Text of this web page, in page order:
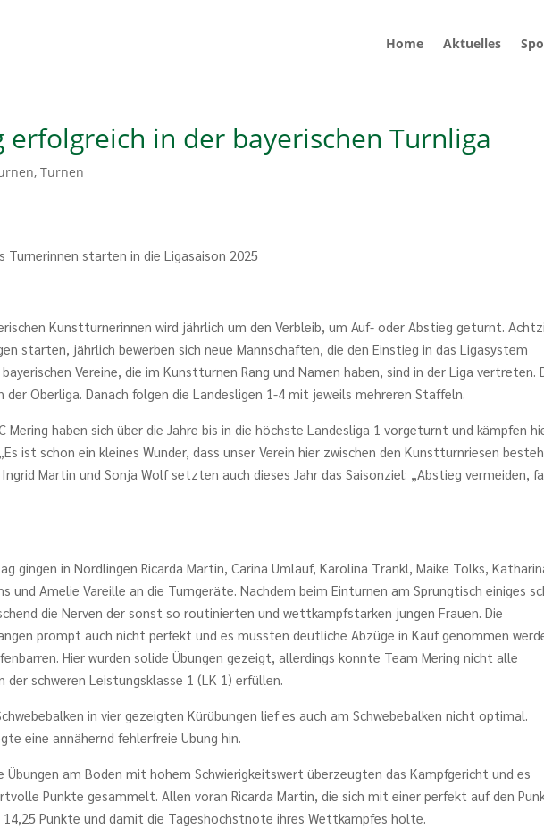
Home Aktuelles
erfolgreich in der bayerischen Turnliga
,Turnen
Turnerinnen starten in die Ligasaison 2025
Kunstturnerinnen wird jährlich um den Verbleib, um Auf- oder Abstieg geturnt.
starten, jährlich bewerben sich neue Mannschaften, die den Einstieg in das Ligasystem
Vereine, die im Kunstturnen Rang und Namen haben, sind in der Liga vertreten.
Oberliga. Danach folgen die Landesligen 1-4 mit jeweils mehreren Staffeln.
Mering haben sich über die Jahre bis in die höchste Landesliga 1 vorgeturnt und kämpfen
ist schon ein kleines Wunder, dass unser Verein hier zwischen den Kunstturnriesen
Ingrid Martin und Sonja Wolf setzten auch dieses Jahr das Saisonziel: „Abstieg vermeiden,
gingen in Nördlingen Ricarda Martin, Carina Umlauf, Karolina Tränkl, Maike Tolks,
und Amelie Vareille an die Turngeräte. Nachdem beim Einturnen am Sprungtisch einiges
die Nerven der sonst so routinierten und wettkampfstarken jungen Frauen. Die
prompt auch nicht perfekt und es mussten deutliche Abzüge in Kauf genommen
Hier wurden solide Übungen gezeigt, allerdings konnte Team Mering nicht alle
der schweren Leistungsklasse 1 (LK 1) erfüllen.
in vier gezeigten Kürübungen lief es auch am Schwebebalken nicht optimal.
eine annähernd fehlerfreie Übung hin.
Übungen am Boden mit hohem Schwierigkeitswert überzeugten das Kampfgericht und es
Punkte gesammelt. Allen voran Ricarda Martin, die sich mit einer perfekt auf den
Punkte und damit die Tageshöchstnote ihres Wettkampfes holte.